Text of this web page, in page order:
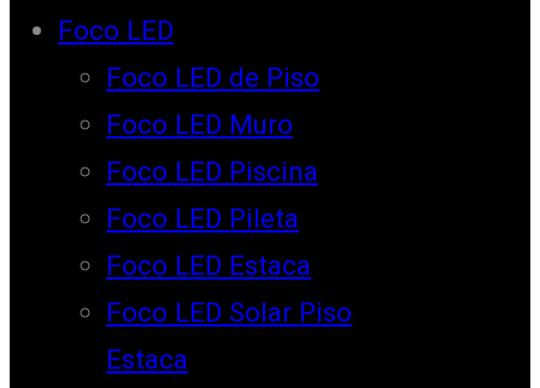
Foco LED
Foco LED de Piso
Foco LED Muro
Foco LED Piscina
Foco LED Pileta
Foco LED Estaca
Foco LED Solar Piso
Estaca